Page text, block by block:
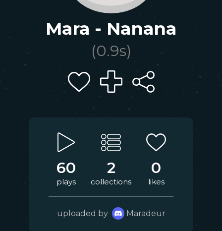
Mara - Nanana
(0.9s)
60
plays
2
collections
0
likes
uploaded by Maradeur